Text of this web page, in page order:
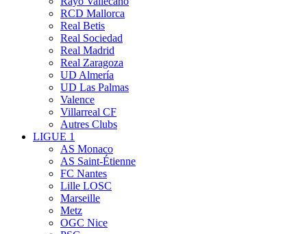
RCD Mallorca
Real Betis
Real Sociedad
Real Madrid
Real Zaragoza
UD Almería
UD Las Palmas
Valence
Villarreal CF
Autres Clubs
LIGUE 1
AS Monaco
AS Saint-Étienne
FC Nantes
Lille LOSC
Marseille
Metz
OGC Nice